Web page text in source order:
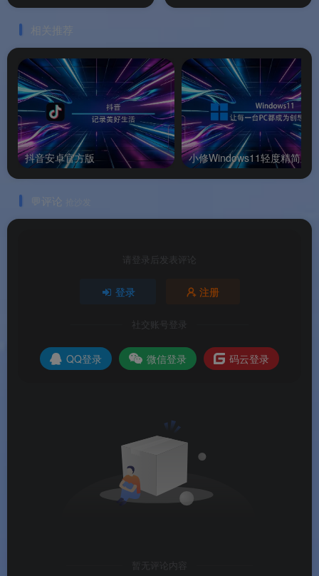
🆕抢先体验新功能
彩优化等。
🎬4K/8K超清画质：GPU硬件解码保障高画质视频
流畅播放。
☁️云盘即私人影院：直连多家主流云盘在线播
📦
全平台多端同步
：PC、手机、TV多端播放记录
🌟软件亮点
：依托迅雷20余年下载与影音技
术沉淀，品质有保障。
新功能优先体验
一时间上线
：可将低清视频智能提升至1080P画
相关推荐
抖音安卓官方版 小修Windows11轻度精简版
💬评论
请登录后发表评论
登录 注册
社交账号登录
QQ登录 微信登录 码云登录
暂无评论内容